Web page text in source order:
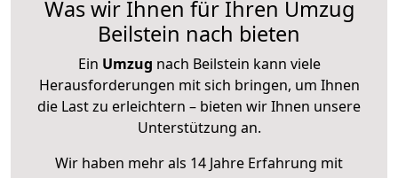
Was wir Ihnen für Ihren Umzug
Beilstein nach bieten
Ein Umzug nach Beilstein kann viele
Herausforderungen mit sich bringen, um Ihnen
die Last zu erleichtern – bieten wir Ihnen unsere
Unterstützung an.
Wir haben mehr als 14 Jahre Erfahrung mit